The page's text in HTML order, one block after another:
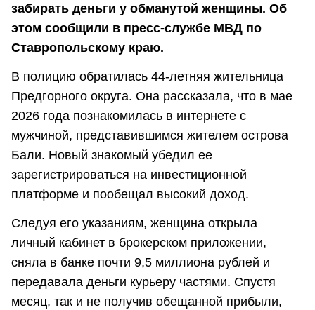
забирать деньги у обманутой женщины. Об
этом сообщили в пресс-службе МВД по
Ставропольскому краю.
В полицию обратилась 44-летняя жительница
Предгорного округа. Она рассказала, что в мае
2026 года познакомилась в интернете с
мужчиной, представившимся жителем острова
Бали. Новый знакомый убедил ее
зарегистрироваться на инвестиционной
платформе и пообещал высокий доход.
Следуя его указаниям, женщина открыла
личный кабинет в брокерском приложении,
сняла в банке почти 9,5 миллиона рублей и
передавала деньги курьеру частями. Спустя
месяц, так и не получив обещанной прибыли,